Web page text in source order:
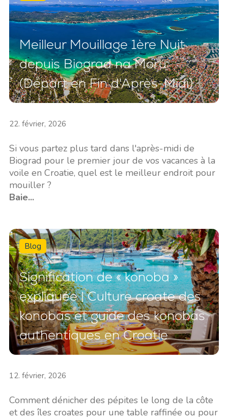
Meilleur Mouillage 1ère Nuit
depuis Biograd na Moru
(Départ en Fin d'Après-Midi)
22. février, 2026
Si vous partez plus tard dans l'après-midi de
Biograd pour le premier jour de vos vacances à la
voile en Croatie, quel est le meilleur endroit pour
mouiller ?
Baie...
Blog
Signification de « konoba »
expliquée | Culture croate des
konobas et guide des konobas
authentiques en Croatie
12. février, 2026
Comment dénicher des pépites le long de la côte
et des îles croates pour une table raffinée ou pour